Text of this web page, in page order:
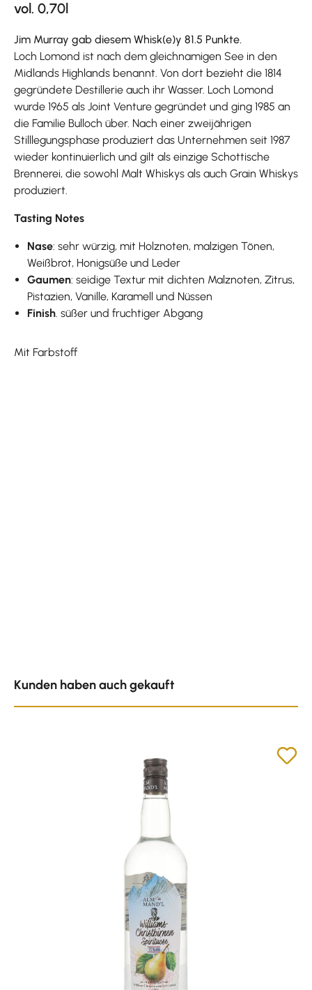
vol. 0,70l
Jim Murray gab diesem Whisk(e)y 81.5 Punkte.
Loch Lomond ist nach dem gleichnamigen See in den
Midlands Highlands benannt. Von dort bezieht die 1814
gegründete Destillerie auch ihr Wasser. Loch Lomond
wurde 1965 als Joint Venture gegründet und ging 1985 an
die Familie Bulloch über. Nach einer zweijährigen
Stilllegungsphase produziert das Unternehmen seit 1987
wieder kontinuierlich und gilt als einzige Schottische
Brennerei, die sowohl Malt Whiskys als auch Grain Whiskys
produziert.
Tasting Notes
Nase: sehr würzig, mit Holznoten, malzigen Tönen,
Weißbrot, Honigsüße und Leder
Gaumen: seidige Textur mit dichten Malznoten, Zitrus,
Pistazien, Vanille, Karamell und Nüssen
Finish . süßer und fruchtiger Abgang
Mit Farbstoff
Kunden haben auch gekauft